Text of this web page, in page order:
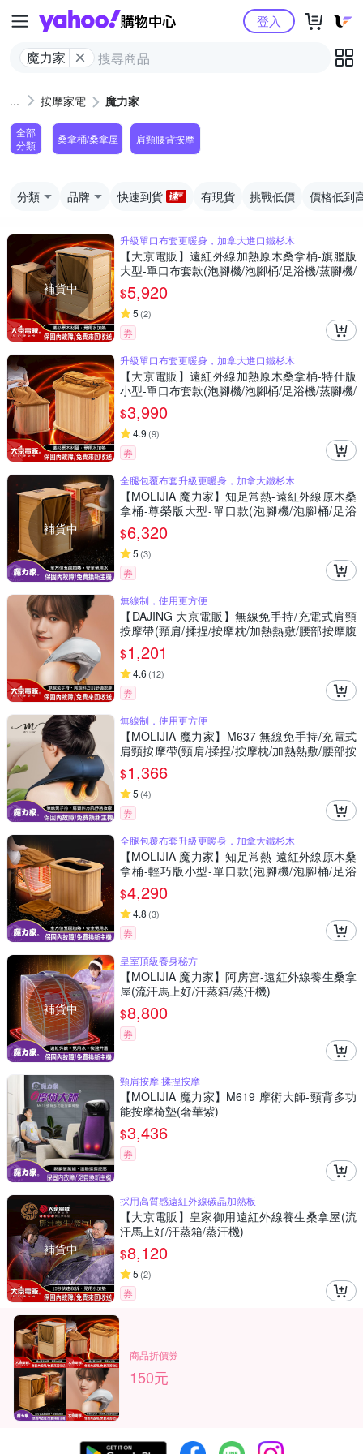
Yahoo購物中心
魔力家
登入
按摩家電 魔力家
全部
分類
桑拿桶/桑拿屋 肩頸腰背按摩
分類 品牌 快速到貨 有現貨 挑戰低價 價格低到
補貨中
升級單口布套更暖身，加拿大進口鐵杉木
【大京電販】遠紅外線加熱原木桑拿桶-旗艦版
大型-單口布套款(泡腳機/泡腳桶/足浴機/蒸腳機/
烘腳機/暖腳機)
$5,920
5 (2)
券
升級單口布套更暖身，加拿大進口鐵杉木
【大京電販】遠紅外線加熱原木桑拿桶-特仕版
小型-單口布套款(泡腳機/泡腳桶/足浴機/蒸腳機/
烘腳機/暖腳機)
$3,990
4.9 (9)
券
補貨中
全腿包覆布套升級更暖身，加拿大鐵杉木
【MOLIJIA 魔力家】知足常熱-遠紅外線原木桑
拿桶-尊榮版大型-單口款(泡腳機/泡腳桶/足浴
機/蒸腳機/烘腳機/暖腳機)
$6,320
5 (3)
券
無線制，使用更方便
【DAJING 大京電販】無線免手持/充電式肩頸
按摩帶(頸肩/揉捏/按摩枕/加熱熱敷/腰部按摩腹
部按摩)
$1,201
4.6 (12)
券
無線制，使用更方便
【MOLIJIA 魔力家】M637 無線免手持/充電式
肩頸按摩帶(頸肩/揉捏/按摩枕/加熱熱敷/腰部按
摩/背部按摩/腳部按摩/腹部按摩)
$1,366
5 (4)
券
全腿包覆布套升級更暖身，加拿大鐵杉木
【MOLIJIA 魔力家】知足常熱-遠紅外線原木桑
拿桶-輕巧版小型-單口款(泡腳機/泡腳桶/足浴
機/蒸腳機/烘腳機/暖腳機)
$4,290
4.8 (3)
券
補貨中
皇室頂級養身秘方
【MOLIJIA 魔力家】阿房宮-遠紅外線養生桑拿
屋(流汗馬上好/汗蒸箱/蒸汗機)
$8,800
券
頸肩按摩 揉捏按摩
【MOLIJIA 魔力家】M619 摩術大師-頸背多功
能按摩椅墊(奢華紫)
$3,436
券
補貨中
採用高質感遠紅外線碳晶加熱板
【大京電販】皇家御用遠紅外線養生桑拿屋(流
汗馬上好/汗蒸箱/蒸汗機)
$8,120
5 (2)
券
商品折價券
150元